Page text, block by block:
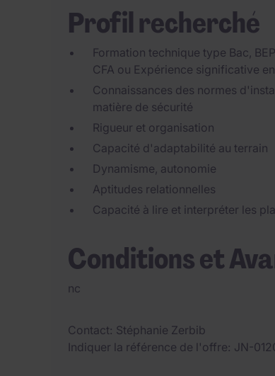
Profil recherché
Formation technique type Bac,
CFA ou Expérience significative
Connaissances des normes
matière de sécurité
Rigueur et organisation
Capacité d'adaptabilité au terrain
Dynamisme, autonomie
Aptitudes relationnelles
Capacité à lire et interpréter les
Conditions et
nc
Contact Stéphanie Zerbib
Indiquer la référence de l'offre JN-